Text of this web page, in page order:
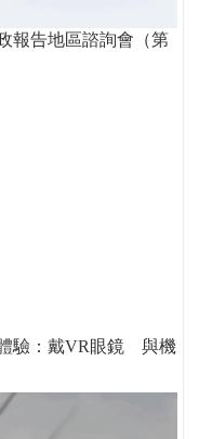
報告地區諮詢會（第
體驗：戴VR眼鏡 與機